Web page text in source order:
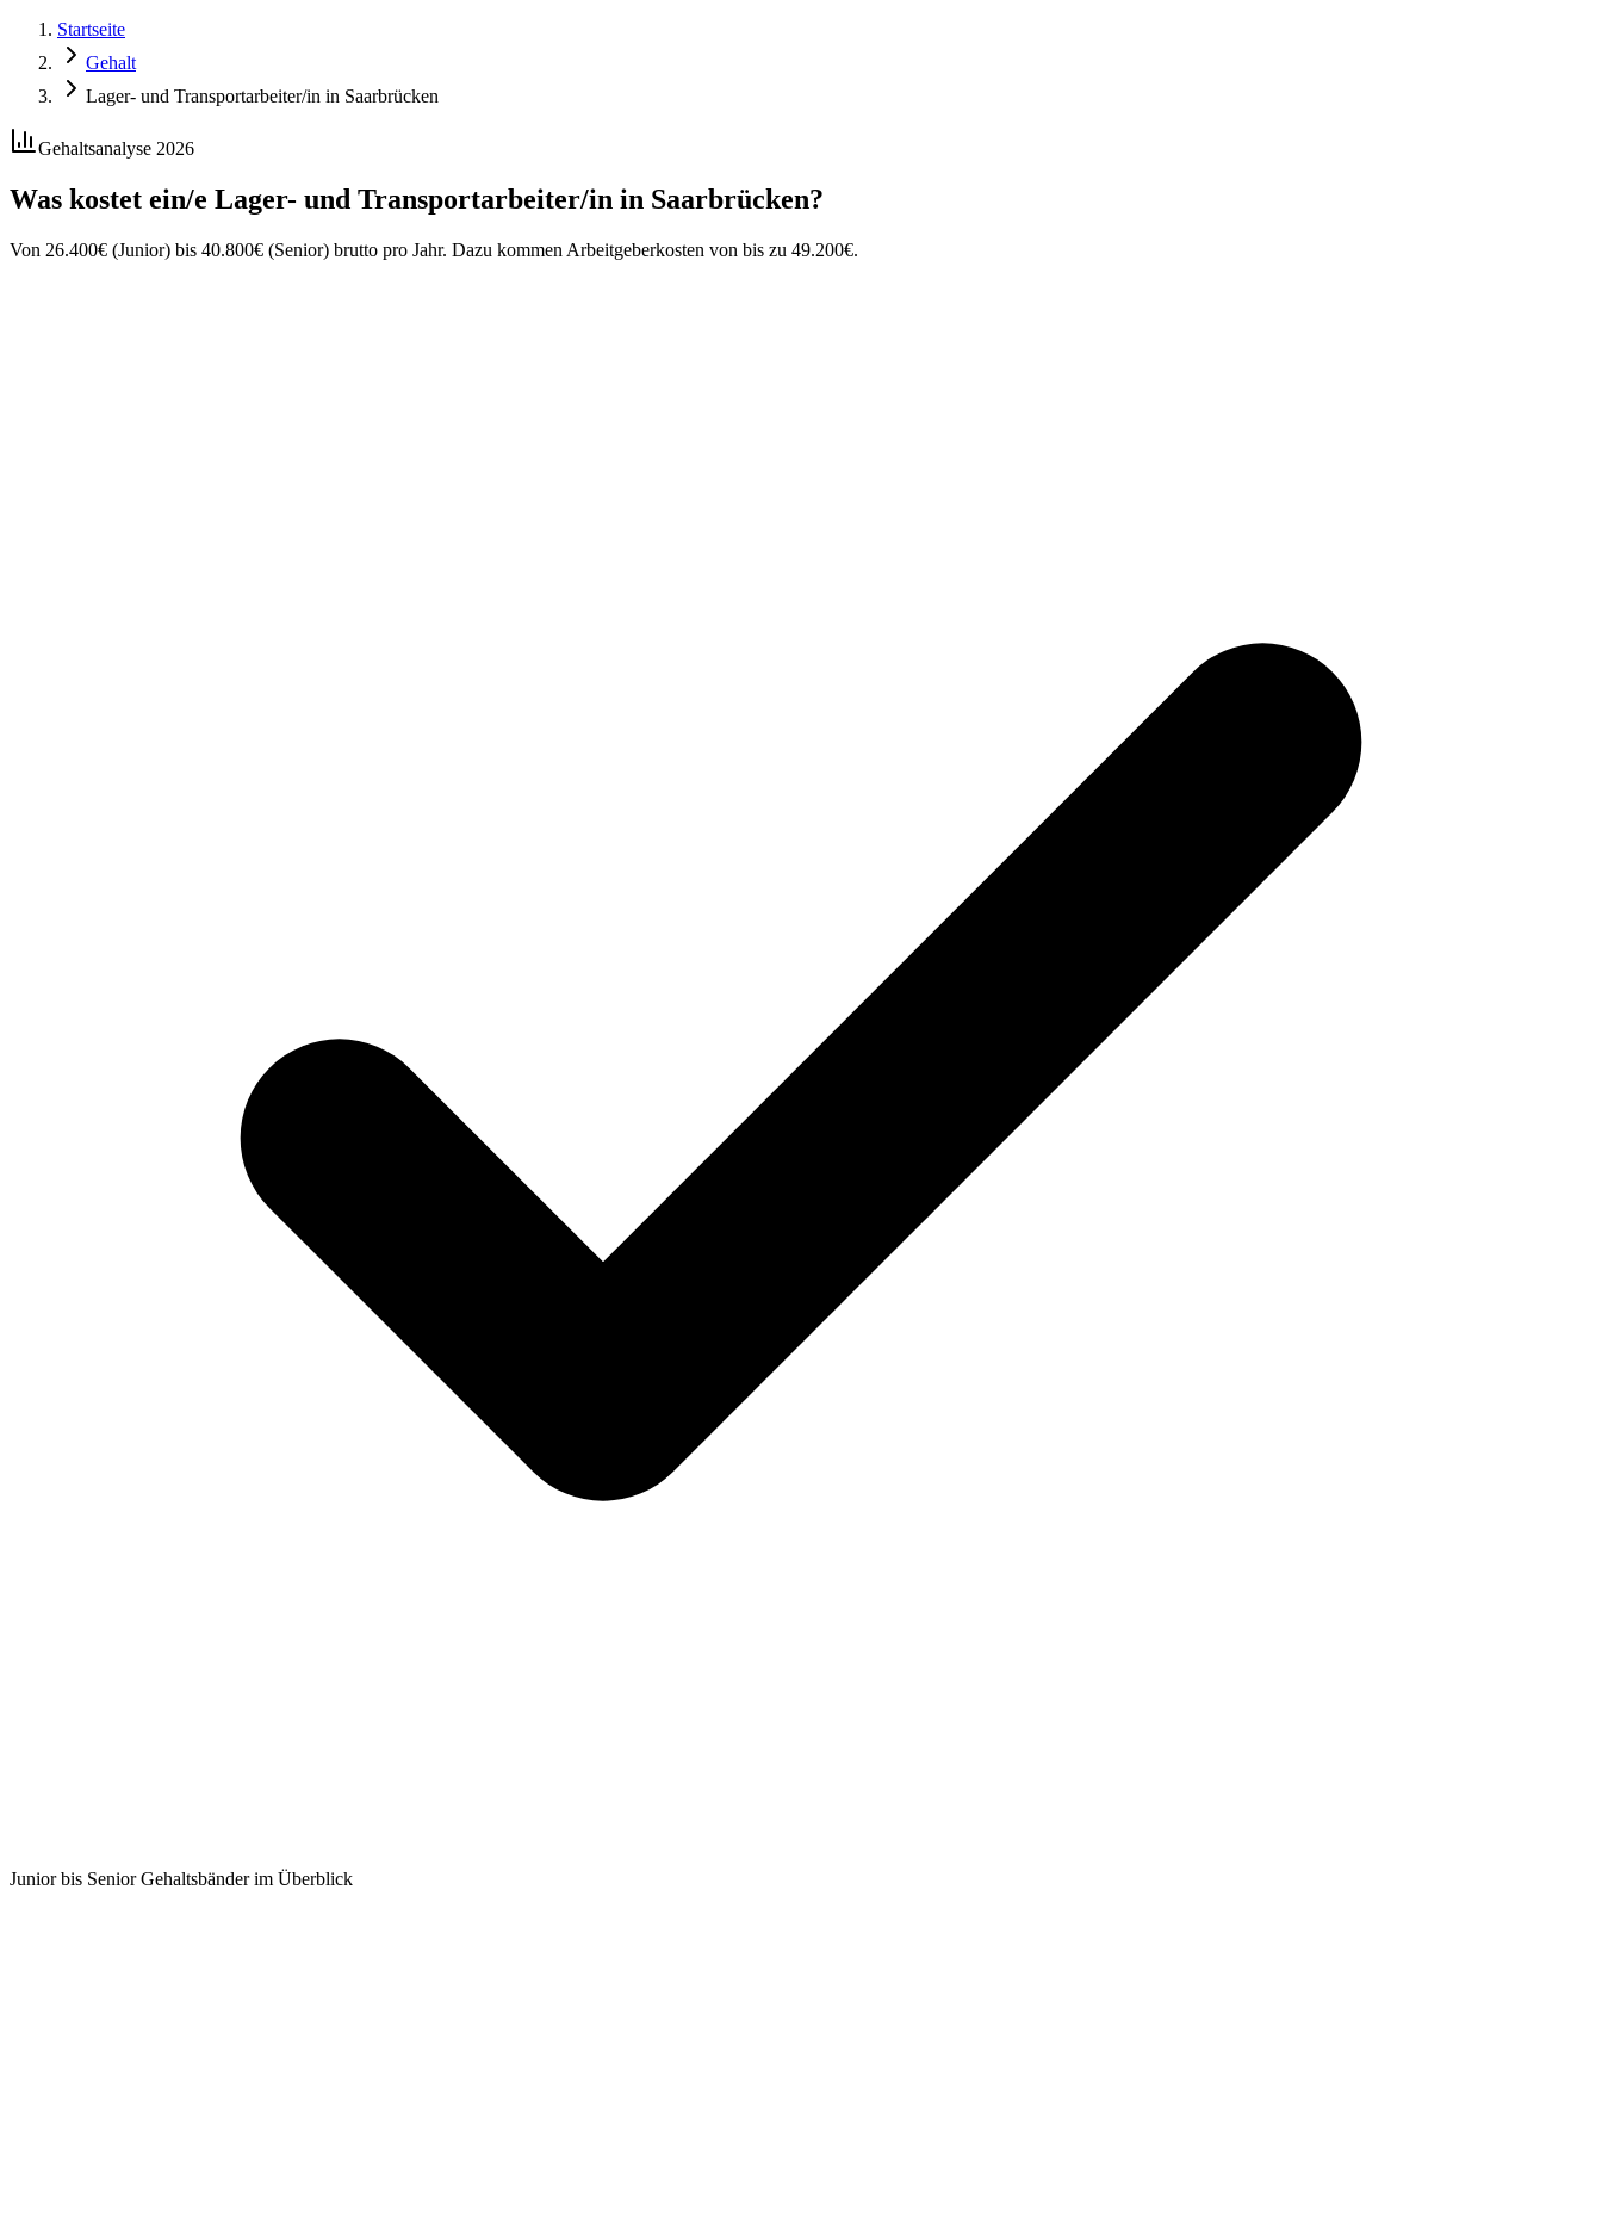
Startseite
Gehalt
Lager- und Transportarbeiter/in in Saarbrücken
Gehaltsanalyse 2026
Was kostet ein/e Lager- und Transportarbeiter/in in Saarbrücken?
Von 26.400€ (Junior) bis 40.800€ (Senior) brutto pro Jahr. Dazu kommen Arbeitgeberkosten von bis zu 49.200€.
Junior bis Senior Gehaltsbänder im Überblick